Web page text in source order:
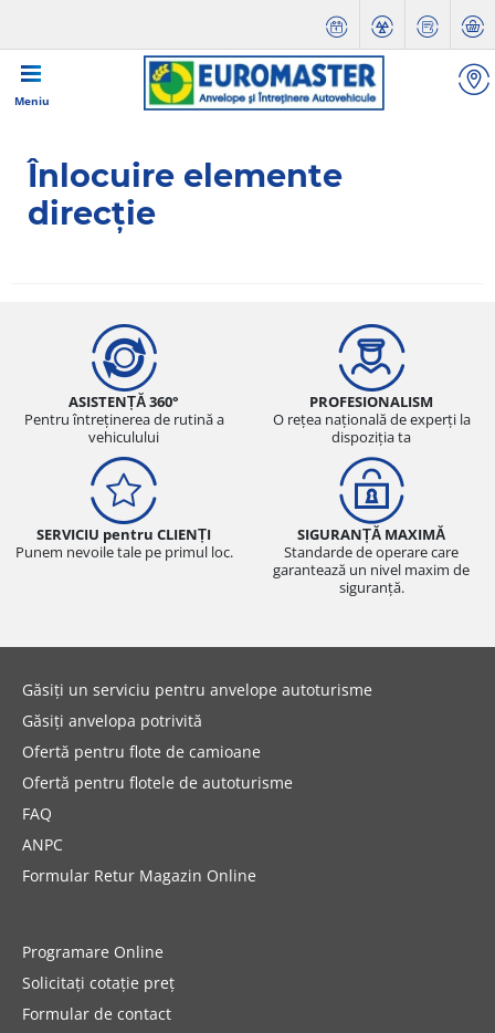
Meniu
Înlocuire elemente
direcție
ASISTENȚĂ 360°
Pentru întreținerea de rutină a
vehiculului
PROFESIONALISM
O rețea națională de experți la
dispoziția ta
SERVICIU pentru CLIENȚI
Punem nevoile tale pe primul loc.
SIGURANȚĂ MAXIMĂ
Standarde de operare care
garantează un nivel maxim de
siguranță.
Găsiți un serviciu pentru anvelope autoturisme
Găsiți anvelopa potrivită
Ofertă pentru flote de camioane
Ofertă pentru flotele de autoturisme
FAQ
ANPC
Formular Retur Magazin Online
Programare Online
Solicitați cotație preț
Formular de contact